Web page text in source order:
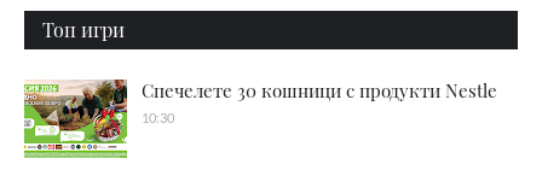
Топ игри
Спечелете 30 кошници с продукти Nestle
10:30